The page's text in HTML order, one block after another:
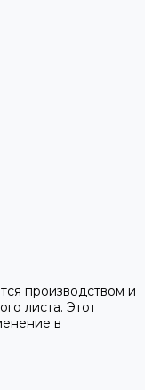
производством и
листа. Этот
в